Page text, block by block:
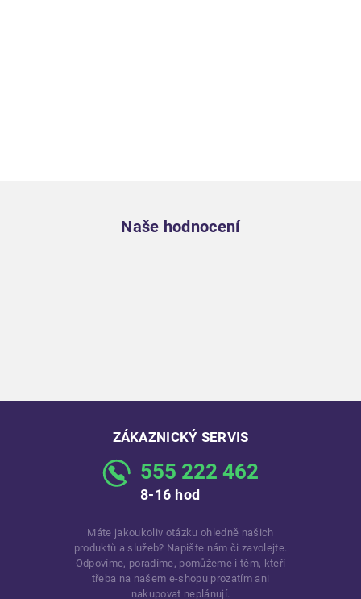
Naše hodnocení
ZÁKAZNICKÝ SERVIS
555 222 462
8-16 hod
Máte jakoukoliv otázku ohledně našich
produktů a služeb? Napište nám či zavolejte.
Odpovíme, poradíme, pomůžeme i těm, kteří
třeba na našem e-shopu prozatím ani
nakupovat neplánují.